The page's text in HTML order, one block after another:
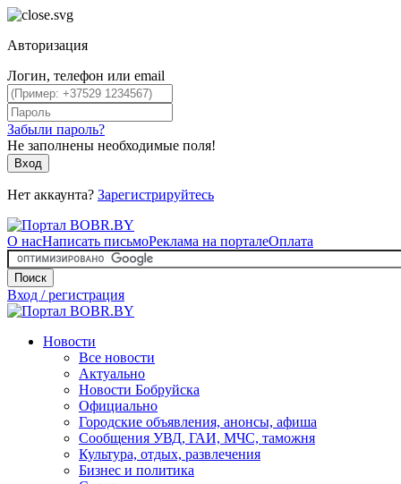
Авторизация
Логин, телефон или email
Забыли пароль?
Не заполнены необходимые поля!
Вход
Нет аккаунта? Зарегистрируйтесь
О насНаписать письмоРеклама на порталеОплата
Поиск
Вход / регистрация
Новости
Все новости
Актуально
Новости Бобруйска
Официально
Городские объявления, анонсы, афиша
Сообщения УВД, ГАИ, МЧС, таможня
Культура, отдых, развлечения
Бизнес и политика